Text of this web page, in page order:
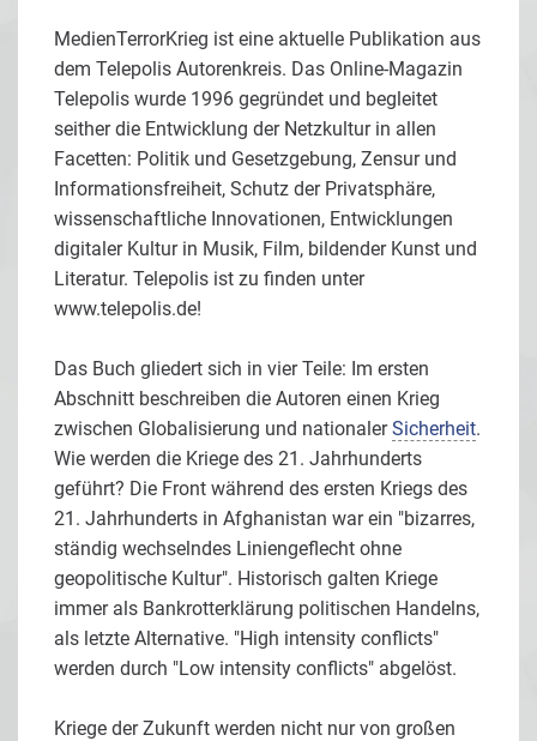
MedienTerrorKrieg ist eine aktuelle Publikation aus
dem Telepolis Autorenkreis. Das Online-Magazin
Telepolis wurde 1996 gegründet und begleitet
seither die Entwicklung der Netzkultur in allen
Facetten: Politik und Gesetzgebung, Zensur und
Informationsfreiheit, Schutz der Privatsphäre,
wissenschaftliche Innovationen, Entwicklungen
digitaler Kultur in Musik, Film, bildender Kunst und
Literatur. Telepolis ist zu finden unter
www.telepolis.de!
Das Buch gliedert sich in vier Teile: Im ersten
Abschnitt beschreiben die Autoren einen Krieg
zwischen Globalisierung und nationalerSicherheit.
Wie werden die Kriege des 21. Jahrhunderts
geführt? Die Front während des ersten Kriegs des
21. Jahrhunderts in Afghanistan war ein "bizarres,
ständig wechselndes Liniengeflecht ohne
geopolitische Kultur". Historisch galten Kriege
immer als Bankrotterklärung politischen Handelns,
als letzte Alternative. "High intensity conflicts"
werden durch "Low intensity conflicts" abgelöst.
Kriege der Zukunft werden nicht nur von großen